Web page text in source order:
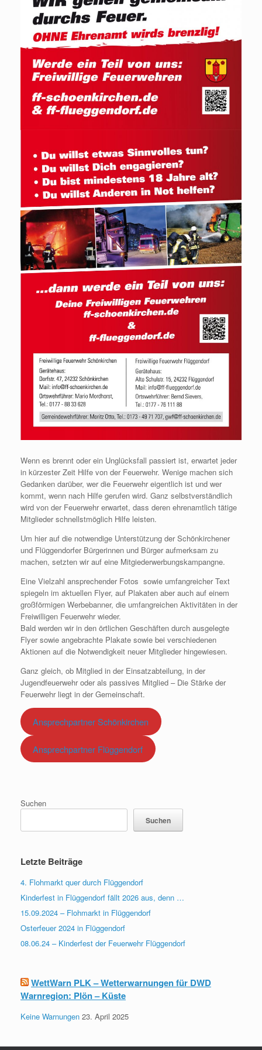
Wenn es brennt oder ein Unglücksfall passiert ist, erwartet jeder
in kürzester Zeit Hilfe von der Feuerwehr. Wenige machen sich
Gedanken darüber, wer die Feuerwehr eigentlich ist und wer
kommt, wenn nach Hilfe gerufen wird. Ganz selbstverständlich
wird von der Feuerwehr erwartet, dass deren ehrenamtlich tätige
Mitglieder schnellstmöglich Hilfe leisten.
Um hier auf die notwendige Unterstützung der Schönkirchener
und Flüggendorfer Bürgerinnen und Bürger aufmerksam zu
machen, setzten wir auf eine Mitgiederwerbungskampangne.
Eine Vielzahl ansprechender Fotos sowie umfangreicher Text
spiegeln im aktuellen Flyer, auf Plakaten aber auch auf einem
großförmigen Werbebanner, die umfangreichen Aktivitäten in der
Freiwilligen Feuerwehr wieder.
Bald werden wir in den örtlichen Geschäften durch ausgelegte
Flyer sowie angebrachte Plakate sowie bei verschiedenen
Aktionen auf die Notwendigkeit neuer Mitglieder hingewiesen.
Ganz gleich, ob Mitglied in der Einsatzabteilung, in der
Jugendfeuerwehr oder als passives Mitglied – Die Stärke der
Feuerwehr liegt in der Gemeinschaft.
Ansprechpartner Schönkirchen
Ansprechpartner Flüggendorf
Suchen
Suchen
Letzte Beiträge
4. Flohmarkt quer durch Flüggendorf
Kinderfest in Flüggendorf fällt 2026 aus, denn …
15.09.2024 – Flohmarkt in Flüggendorf
Osterfeuer 2024 in Flüggendorf
08.06.24 – Kinderfest der Feuerwehr Flüggendorf
WettWarn PLK – Wetterwarnungen für DWD
Warnregion: Plön – Küste
Keine Warnungen 23. April 2025